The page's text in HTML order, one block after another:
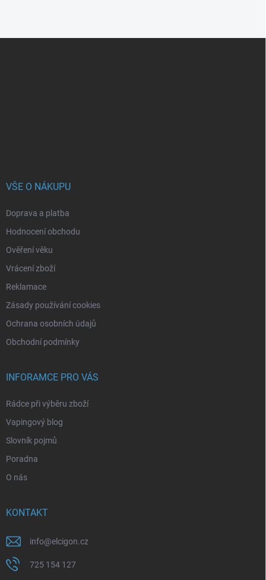
VŠE O NÁKUPU
Doprava a platba
Hodnocení obchodu
Ověření věku
Vrácení zboží
Reklamace
Zásady používání cookies
Ochrana osobních údajů
Obchodní podmínky
INFORAMCE PRO VÁS
Rádce při výběru zboží
Vapingový blog
Slovník pojmů
Poradna
O nás
KONTAKT
info@elcigon.cz
725 154 127